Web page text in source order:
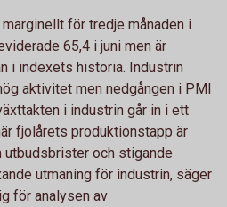
för tredje månaden i
65,4 i juni men är
i indexets historia. Industrin
aktivitet men nedgången i PMI
i industrin går in i ett
fjolårets produktionstapp är
och stigande
utmaning för industrin, säger
för analysen av